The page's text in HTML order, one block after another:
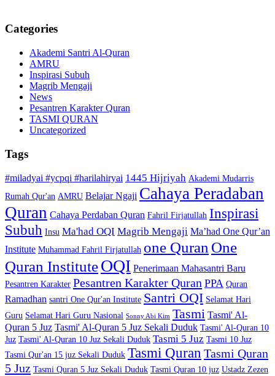
Categories
Akademi Santri Al-Quran
AMRU
Inspirasi Subuh
Magrib Mengaji
News
Pesantren Karakter Quran
TASMI QURAN
Uncategorized
Tags
#miladyai #ycpqi #harilahiryai 1445 Hijriyah Akademi Mudarris
Rumah Qur'an AMRU Belajar Ngaji Cahaya Peradaban
Quran Cahaya Perdaban Quran Fahril Firjatullah Inspirasi
Subuh Insu Ma'had OQI Magrib Mengaji Ma’had One Qur’an
Institute Muhammad Fahril Firjatullah one Quran One
Quran InstituteOQI Penerimaan Mahasantri Baru
Pesantren Karakter Pesantren Karakter Quran PPA Quran
Ramadhan santri One Qur'an Institute Santri OQI Selamat Hari
Guru Selamat Hari Guru Nasional Sonny Abi Kim Tasmi Tasmi' Al-
Quran 5 Juz Tasmi' Al-Quran 5 Juz Sekali Duduk Tasmi' Al-Quran 10
Juz Tasmi' Al-Quran 10 Juz Sekali Duduk Tasmi 5 Juz Tasmi 10 Juz
Tasmi Qur'an 15 juz Sekali Duduk Tasmi Quran Tasmi Quran
5 Juz Tasmi Quran 5 Juz Sekali Duduk Tasmi Quran 10 juz Ustadz Zezen